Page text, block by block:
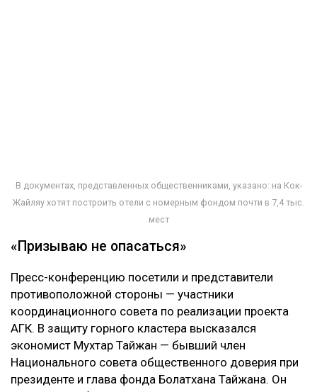
В документах, представленных общественниками, указано: на Кок-
Жайляу хотят построить отели с номерным фондом почти в 7,4 тыс.
мест
«Призываю не опасаться»
Пресс-конференцию посетили и представители
противоположной стороны — участники
координационного совета по реализации проекта
АГК. В защиту горного кластера высказался
экономист Мухтар Тайжан — бывший член
Национального совета общественного доверия при
президенте и глава фонда Болатхана Тайжана. Он